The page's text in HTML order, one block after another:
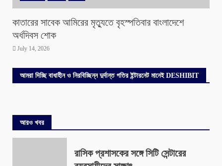
কাতারের সাবেক আমিরের মৃত্যুতে বৃহস্পতিবার বাংলাদেশে
অর্ধদিবস শোক
July 14, 2026
আমরা দিচ্ছি বাধাহীন ও নিরবিচ্ছিন্ন দুর্দান্ত গতির ইন্টারনেট মানেই DESHIBIT
আরও খবর
রাসিক প্রশাসকের সঙ্গে সিটি সেন্টারের